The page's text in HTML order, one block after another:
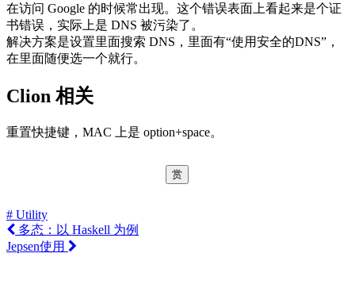
在访问 Google 的时候常出现。这个错误表面上看起来是个证
书错误，实际上是 DNS 被污染了。
解决方案是设置里面搜索 DNS，里面有“使用安全的DNS”，
在里面随便选一个就行。
Clion 相关
重置快捷键，MAC 上是 option+space。
赏
# Utility
多态：以 Haskell 为例
Jepsen使用